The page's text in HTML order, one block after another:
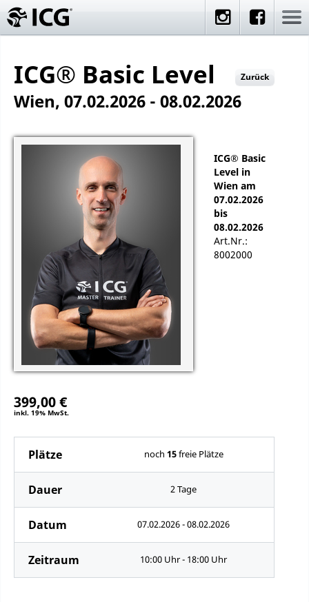
ICG® Basic Level Zurück
Wien, 07.02.2026 - 08.02.2026
ICG® Basic
Level in
Wien am
07.02.2026
bis
08.02.2026
Art.Nr.:
8002000
399,00 €
inkl. 19% MwSt.
Plätze noch 15freie Plätze
Dauer 2 Tage
Datum 07.02.2026 - 08.02.2026
Zeitraum 10:00 Uhr - 18:00 Uhr